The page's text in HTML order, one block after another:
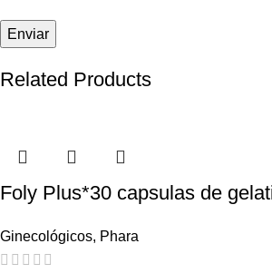
Related Products
Foly Plus*30 capsulas de
Ginecológicos, Phara